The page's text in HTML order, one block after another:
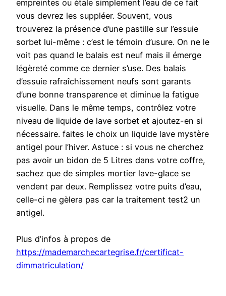
empreintes ou étale simplement l’eau de ce fait
vous devrez les suppléer. Souvent, vous
trouverez la présence d’une pastille sur l’essuie
sorbet lui-même : c’est le témoin d’usure. On ne le
voit pas quand le balais est neuf mais il émerge
légèreté comme ce dernier s’use. Des balais
d’essuie rafraîchissement neufs sont garants
d’une bonne transparence et diminue la fatigue
visuelle. Dans le même temps, contrôlez votre
niveau de liquide de lave sorbet et ajoutez-en si
nécessaire. faites le choix un liquide lave mystère
antigel pour l’hiver. Astuce : si vous ne cherchez
pas avoir un bidon de 5 Litres dans votre coffre,
sachez que de simples mortier lave-glace se
vendent par deux. Remplissez votre puits d’eau,
celle-ci ne gèlera pas car la traitement test2 un
antigel.
Plus d’infos à propos de
https://mademarchecartegrise.fr/certificat-
dimmatriculation/